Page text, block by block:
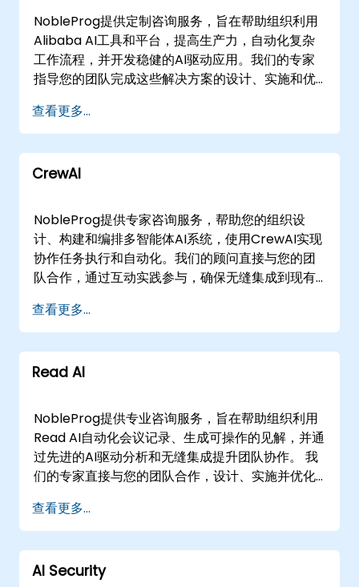
NobleProg提供定制咨询服务，旨在帮助组织利用
Alibaba AI工具和平台，提高生产力，自动化复杂
工作流程，并开发稳健的AI驱动应用。我们的专家
指导您的团队完成这些解决方案的设计、实施和优
式灵活，可通过交互式远程桌面环境进行远程咨
询，或提供线下咨询。线下咨询可以在的客户场所
或NobleProg在的企业中心进行。 NobleProg –
您的本地咨询合作伙伴。
查看更多...
CrewAI
NobleProg提供专家咨询服务，帮助您的组织设
计、构建和编排多智能体AI系统，使用CrewAI实现
协作任务执行和自动化。我们的顾问直接与您的团
队合作，通过互动实践参与，确保无缝集成到现有
施。我们的远程咨询使用安全的交互式远程桌面环
境，让专家可以从任何地方指导您的团队。如需现
场支持，我们的顾问可直接部署到您所在设施或使
用我们专门的企业咨询中心。 NobleProg -- 您的
查看更多...
Read AI
NobleProg提供专业咨询服务，旨在帮助组织利用
Read AI自动化会议记录、生成可操作的见解，并通
过先进的AI驱动分析和无缝集成提升团队协作。 我
们的专家直接与您的团队合作，设计、实施并优化
要远程支持还是现场协助，我们的顾问都会提供实
际操作的实施指导和战略优化。远程服务通过安全
的交互式远程桌面环境进行，现场服务可在您的所
在地或NobleProg企业中心提供。 NobleProg——
查看更多...
AI Security